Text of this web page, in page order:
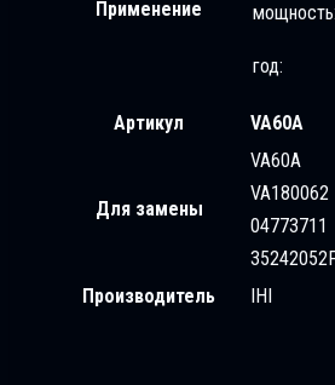
Применение мощность:
год:
Артикул
VA60A
Для замены
VA60A
VA180062
04773711
Производитель
IHI